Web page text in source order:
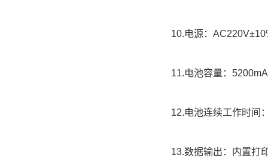
10.电源：
11.电池容量：5200mA
12.电池连续工作时间
13.数据输出：内置打